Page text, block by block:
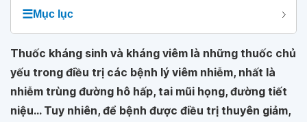
☰Mục lục
Thuốc kháng sinh và kháng viêm là những thuốc chủ
yếu trong điều trị các bệnh lý viêm nhiễm, nhất là
nhiễm trùng đường hô hấp, tai mũi họng, đường tiết
niệu... Tuy nhiên, để bệnh được điều trị thuyên giảm,